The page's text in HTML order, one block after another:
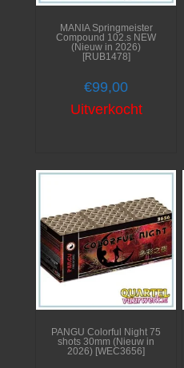
MANIA Springmeister
Compound 102.s NEW
(Nieuw in 2026)
[RUB1478]
€99,00
Uitverkocht
PANGU Colorful Night 75
shots 30mm (Nieuw in
2026) [WEC3656]